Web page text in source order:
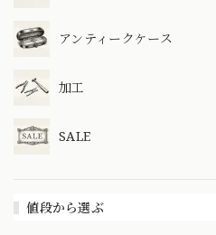
アンティークケース
加工
SALE
値段から選ぶ